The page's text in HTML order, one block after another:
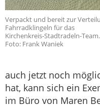
Verpackt und bereit zur
Fahrradklingeln für das
Kirchenkreis-Stadtradeln-Team.
Foto: Frank Waniek
auch jetzt noch
hat, kann sich ein
im Büro von Maren